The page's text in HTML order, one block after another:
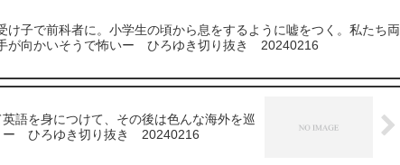
け子で前科者に。小学生の頃から息をするように嘘をつく。私たち両
が向かいそうで怖いー ひろゆき切り抜き 20240216
語を身につけて、その後は色んな海外を巡
ー ひろゆき切り抜き 20240216